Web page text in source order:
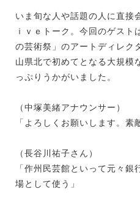
いま旬な人や話題の人に直接
ｉｖｅトーク。今回のゲスト
の芸術祭」のアートディレク
山県北で初めてとなる大規模
っぷりうかがいました。
（中塚美緒アナウンサー）
「よろしくお願いします。素
（長谷川祐子さん）
「作州民芸館といって元々
場として使う」